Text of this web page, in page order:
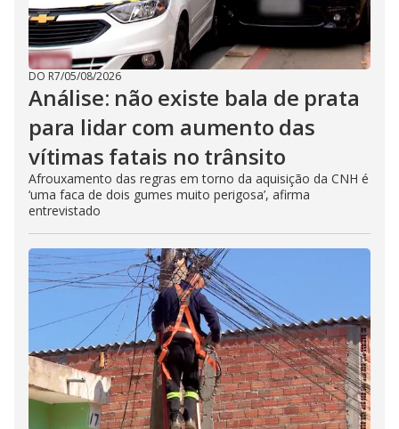
DO R7/05/08/2026
Análise: não existe bala de prata
para lidar com aumento das
vítimas fatais no trânsito
Afrouxamento das regras em torno da aquisição da CNH é
‘uma faca de dois gumes muito perigosa’, afirma
entrevistado